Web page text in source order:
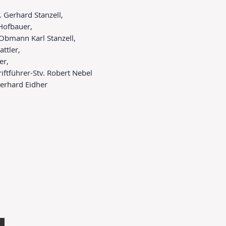
Stanzell,
Karl Stanzell,
Stv. Robert Nebel
Eidher